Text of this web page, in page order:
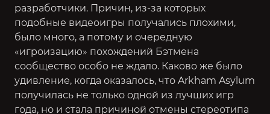
разработчики. Причин, из-за которых
подобные видеоигры получались плохими,
было много, а потому и очередную
«игроизацию» похождений Бэтмена
сообщество особо не ждало. Каково же было
удивление, когда оказалось, что Arkham Asylum
получилась не только одной из лучших игр
года, но и стала причиной отмены стереотипа